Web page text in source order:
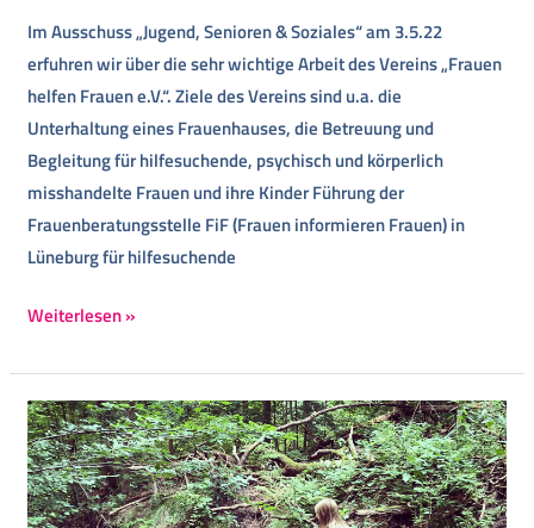
Im Ausschuss „Jugend, Senioren & Soziales“ am 3.5.22
erfuhren wir über die sehr wichtige Arbeit des Vereins „Frauen
helfen Frauen e.V.“. Ziele des Vereins sind u.a. die
Unterhaltung eines Frauenhauses, die Betreuung und
Begleitung für hilfesuchende, psychisch und körperlich
misshandelte Frauen und ihre Kinder Führung der
Frauenberatungsstelle FiF (Frauen informieren Frauen) in
Lüneburg für hilfesuchende
Weiterlesen »
Spendenaufruf
für
den
Waldkindergarten